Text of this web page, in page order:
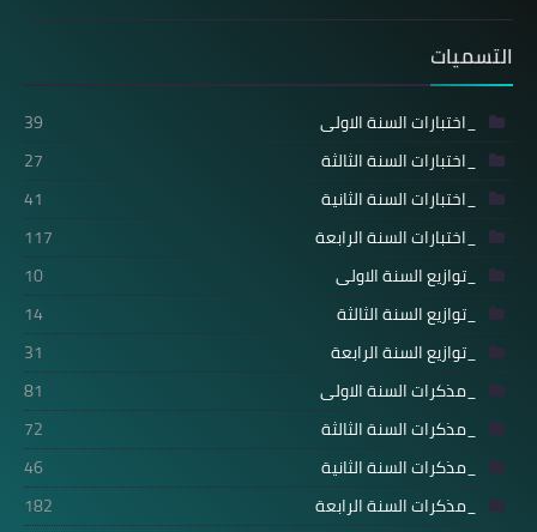
التسميات
_اختبارات السنة الاولى
39
_اختبارات السنة الثالثة
27
_اختبارات السنة الثانية
41
_اختبارات السنة الرابعة
117
_توازيع السنة الاولى
10
_توازيع السنة الثالثة
14
_توازيع السنة الرابعة
31
_مذكرات السنة الاولى
81
_مذكرات السنة الثالثة
72
_مذكرات السنة الثانية
46
_مذكرات السنة الرابعة
182